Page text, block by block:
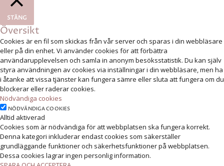
STÄNG
Översikt
Cookies är en fil som skickas från vår server och sparas i din webbläsare
eller på din enhet. Vi använder cookies för att förbättra
användarupplevelsen och samla in anonym besöksstatistik. Du kan själv
styra användningen av cookies via inställningar i din webbläsare, men ha
i åtanke att vissa tjänster kan fungera sämre eller sluta att fungera om du
blockerar eller raderar cookies.
Nödvändiga cookies
NÖDVÄNDIGA COOKIES
Alltid aktiverad
Cookies som är nödvändiga för att webbplatsen ska fungera korrekt.
Denna kategori inkluderar endast cookies som säkerställer
grundläggande funktioner och säkerhetsfunktioner på webbplatsen.
Dessa cookies lagrar ingen personlig information.